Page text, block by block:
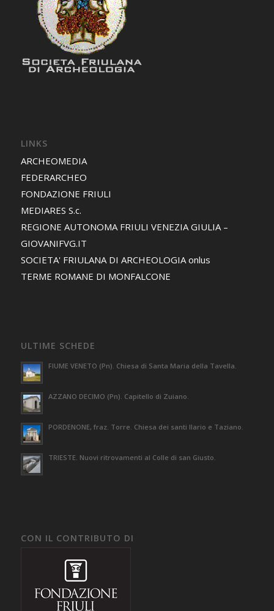
LINKS
ARCHEOMEDIA
FEDERARCHEO
FONDAZIONE FRIULI
MEDIARES S.c.
REGIONE AUTONOMA FRIULI VENEZIA GIULIA –
GIOVANIFVG.IT
SOCIETA' FRIULANA DI ARCHEOLOGIA onlus
TERME ROMANE DI MONFALCONE
ULTIME SCHEDE
FIUME VENETO (Pn). Chiesa di Santa Maria della Tavella.
AZZANO DECIMO (Pn). Capitello di Zuiano.
PORDENONE, fraz. Torre. Chiesa dei santi Ilario e Taziano.
TRIESTE. Nuovi ritrovamenti al Colle di san Giusto.
CON IL CONTRIBUTO DI